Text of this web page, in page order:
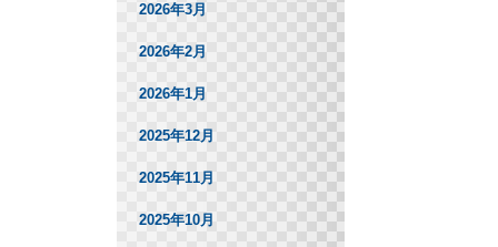
2026年3月
2026年2月
2026年1月
2025年12月
2025年11月
2025年10月